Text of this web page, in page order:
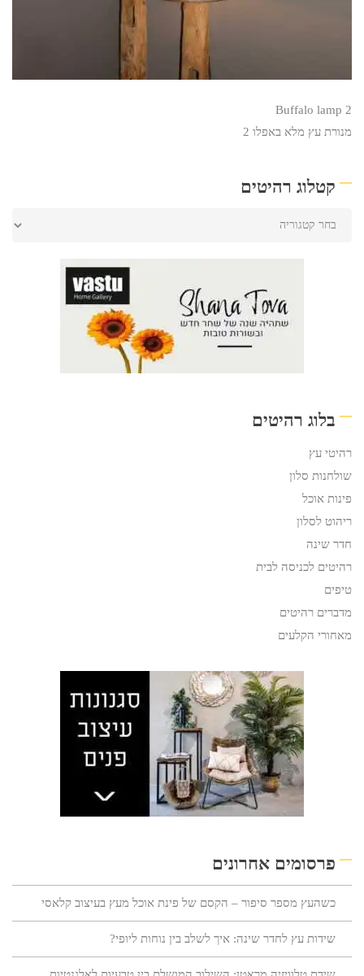
Buffalo lamp 2
מנורת עץ מלא באפלו 2
קטלוג רהיטים
בלוג רהיטים
רהיטי עץ
שולחנות סלון
פינות אוכל
ריהוט לסלון
חדר שינה
רהיטים לכניסה לבית
טיפים
מדברים רהיטים
מאחורי הקלעים
פרסומים אחרונים
כשהעץ מספר סיפור – הקסם של פינת אוכל מעץ בעיצוב קלאסי
שידות עץ לחדר שינה: איך לשלב בין נוחות ליופי?